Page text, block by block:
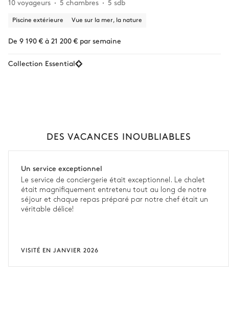
Piscine extérieure Vue sur la mer, la nature
De 9 190 € à 21 200 € par semaine
Collection Essential
DES VACANCES INOUBLIABLES
Un service exceptionnel
Le service de conciergerie était exceptionnel. Le chalet
était magnifiquement entretenu tout au long de notre
séjour et chaque repas préparé par notre chef était un
véritable délice!
VISITÉ EN JANVIER 2026